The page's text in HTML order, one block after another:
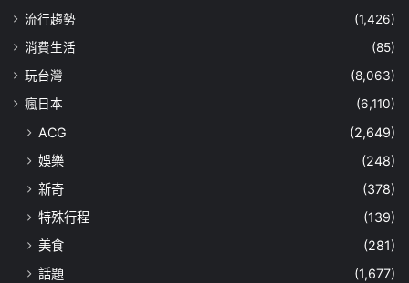
流行趨勢
(1,426)
消費生活
(85)
玩台灣
(8,063)
瘋日本
(6,110)
ACG
(2,649)
娛樂
(248)
新奇
(378)
特殊行程
(139)
美食
(281)
話題
(1,677)